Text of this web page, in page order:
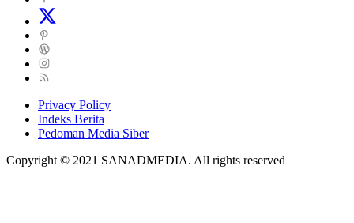
Privacy Policy
Indeks Berita
Pedoman Media Siber
Copyright © 2021 SANADMEDIA. All rights reserved